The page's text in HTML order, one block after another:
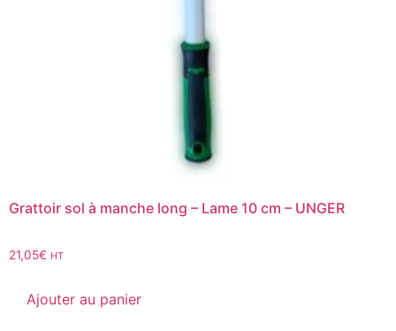
Grattoir sol à manche long – Lame 10 cm – UNGER
21,05€ HT
Ajouter au panier